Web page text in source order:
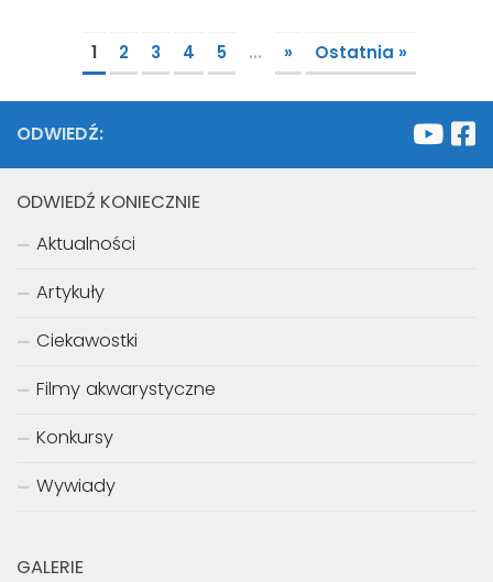
1 2 3 4 5 ... » Ostatnia »
ODWIEDŹ:
ODWIEDŹ KONIECZNIE
Aktualności
Artykuły
Ciekawostki
Filmy akwarystyczne
Konkursy
Wywiady
GALERIE